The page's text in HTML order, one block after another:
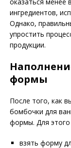
ингредиентов,
Однако,
упростить
продукции.
формы
После того, как
бомбочки для
формы. Для
взять форму